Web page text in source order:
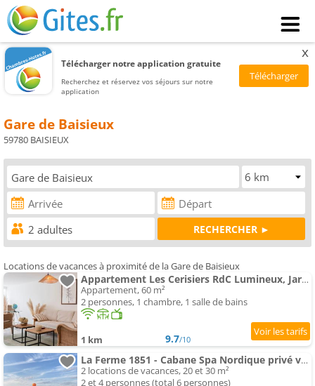
Télécharger notre application gratuite
Recherchez et réservez vos séjours sur notre
application
x
Gare de Baisieux
59780 BAISIEUX
Locations de vacances à proximité de la Gare de Baisieux
Appartement Les Cerisiers RdC Lumineux, Jardin, Terrasse
Appartement, 60 m²
2 personnes, 1 chambre, 1 salle de bains
1 km 9.7/10
La Ferme 1851 - Cabane Spa Nordique privé vue sur champ
2 locations de vacances, 20 et 30 m²
2 et 4 personnes (total 6 personnes)